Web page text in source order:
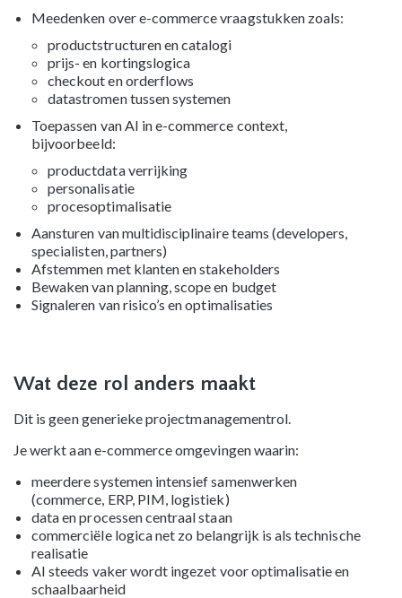
Meedenken over e-commerce vraagstukken zoals:
productstructuren en catalogi
prijs- en kortingslogica
checkout en orderflows
datastromen tussen systemen
Toepassen van AI in e-commerce context,
bijvoorbeeld:
productdata verrijking
personalisatie
procesoptimalisatie
Aansturen van multidisciplinaire teams (developers,
specialisten, partners)
Afstemmen met klanten en stakeholders
Bewaken van planning, scope en budget
Signaleren van risico’s en optimalisaties
Wat deze rol anders maakt
Dit is geen generieke projectmanagementrol.
Je werkt aan e-commerce omgevingen waarin:
meerdere systemen intensief samenwerken
(commerce, ERP, PIM, logistiek)
data en processen centraal staan
commerciële logica net zo belangrijk is als technische
realisatie
AI steeds vaker wordt ingezet voor optimalisatie en
schaalbaarheid